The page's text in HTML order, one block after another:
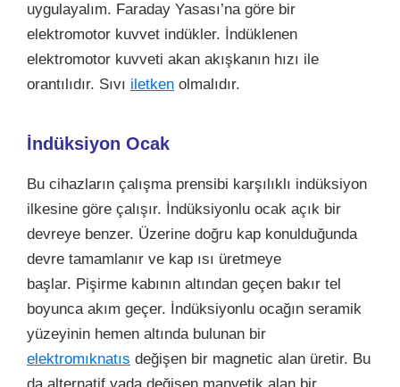
uygulayalım. Faraday Yasası’na göre bir
elektromotor kuvvet indükler. İndüklenen
elektromotor kuvveti akan akışkanın hızı ile
orantılıdır. Sıvı iletken olmalıdır.
İndüksiyon Ocak
Bu cihazların çalışma prensibi karşılıklı indüksiyon
ilkesine göre çalışır.
İndüksiyonlu ocak açık bir
devreye benzer. Üzerine doğru kap konulduğunda
devre tamamlanır ve kap ısı üretmeye
başlar. Pişirme kabının altından geçen bakır tel
boyunca akım geçer. İndüksiyonlu ocağın seramik
yüzeyinin hemen altında bulunan bir
elektromıknatıs değişen bir magnetic alan üretir. Bu